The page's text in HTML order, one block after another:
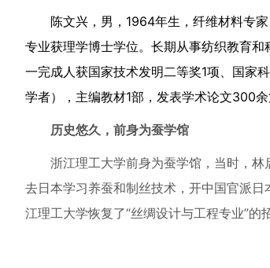
陈文兴，男，1964年生，纤维材料专
专业获理学博士学位。长期从事纺织教育
一完成人获国家技术发明二等奖1项、国家
学者），主编教材1部，发表学术论文300
历史悠久，前身为蚕学馆
浙江理工大学前身为蚕学馆，当时，
去日本学习养蚕和制丝技术，开中国官派
江理工大学恢复了“丝绸设计与工程专业”的